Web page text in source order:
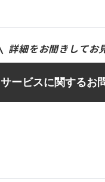
詳細をお聞きしてお
サービスに関するお